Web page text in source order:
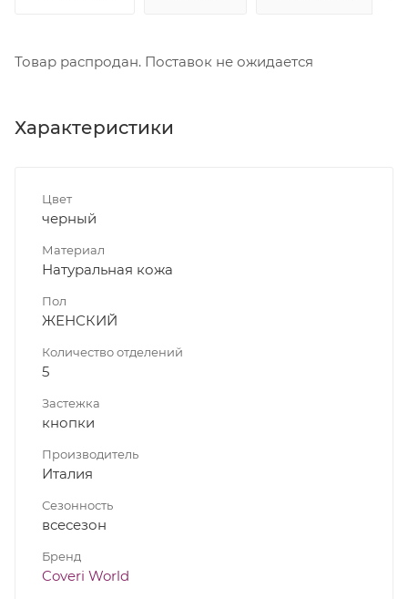
Товар распродан. Поставок не ожидается
Характеристики
Цвет
черный
Материал
Натуральная кожа
Пол
ЖЕНСКИЙ
Количество отделений
5
Застежка
кнопки
Производитель
Италия
Сезонность
всесезон
Бренд
Coveri World